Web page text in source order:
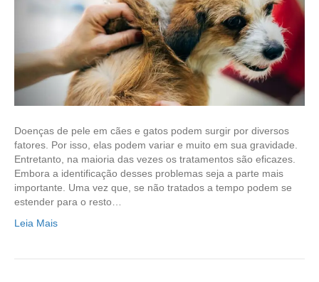
Doenças de pele em cães e gatos podem surgir por diversos
fatores. Por isso, elas podem variar e muito em sua gravidade.
Entretanto, na maioria das vezes os tratamentos são eficazes.
Embora a identificação desses problemas seja a parte mais
importante. Uma vez que, se não tratados a tempo podem se
estender para o resto…
Leia Mais